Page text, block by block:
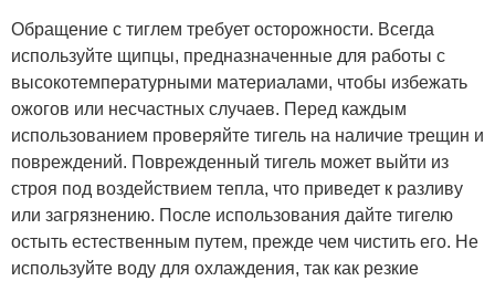
Обращение с тиглем требует осторожности. Всегда
используйте щипцы, предназначенные для работы с
высокотемпературными материалами, чтобы избежать
ожогов или несчастных случаев. Перед каждым
использованием проверяйте тигель на наличие трещин и
повреждений. Поврежденный тигель может выйти из
строя под воздействием тепла, что приведет к разливу
или загрязнению. После использования дайте тигелю
остыть естественным путем, прежде чем чистить его. Не
используйте воду для охлаждения, так как резкие